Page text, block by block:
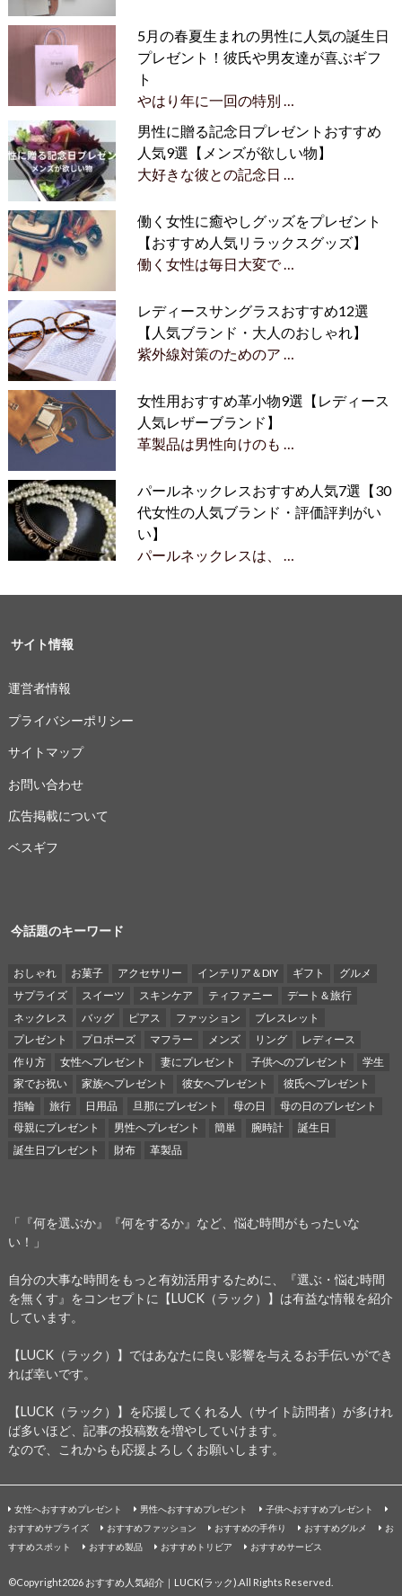
5月の春夏生まれの男性に人気の誕生日
プレゼント！彼氏や男友達が喜ぶギフ
ト
やはり年に一回の特別 …
男性に贈る記念日プレゼントおすすめ
人気9選【メンズが欲しい物】
大好きな彼との記念日 …
働く女性に癒やしグッズをプレゼント
【おすすめ人気リラックスグッズ】
働く女性は毎日大変で …
レディースサングラスおすすめ12選
【人気ブランド・大人のおしゃれ】
紫外線対策のためのア …
女性用おすすめ革小物9選【レディース
人気レザーブランド】
革製品は男性向けのも …
パールネックレスおすすめ人気7選【30
代女性の人気ブランド・評価評判がい
い】
パールネックレスは、 …
サイト情報
運営者情報
プライバシーポリシー
サイトマップ
お問い合わせ
広告掲載について
ベスギフ
今話題のキーワード
おしゃれ お菓子 アクセサリー インテリア＆DIY ギフト
グルメ
サプライズ
スイーツ スキンケア ティファニー
デート＆旅行
ネックレス
バッグ ピアス ファッション
ブレスレット
プレゼント
プロポーズ マフラー メンズ リング
レディース
作り方
女性へプレゼント 妻にプレゼント 子供へのプレゼント
学生
家でお祝い
家族へプレゼント 彼女へプレゼント
彼氏へプレゼント
指輪
旅行 日用品 旦那にプレゼント 母の日
母の日のプレゼント
母親にプレゼント
男性へプレゼント 簡単 腕時計
誕生日
誕生日プレゼント
財布 革製品
「『何を選ぶか』『何をするか』など、悩む時間がもったいな
い！」
自分の大事な時間をもっと有効活用するために、『選ぶ・悩む時間
を無くす』をコンセプトに【LUCK（ラック）】は有益な情報を紹介
しています。
【LUCK（ラック）】ではあなたに良い影響を与えるお手伝いができ
れば幸いです。
【LUCK（ラック）】を応援してくれる人（サイト訪問者）が多けれ
ば多いほど、記事の投稿数を増やしていけます。
なので、これからも応援よろしくお願いします。
女性へおすすめプレゼント 男性へおすすめプレゼント
子供へおすすめプレゼント
おすすめサプライズ
おすすめファッション おすすめの手作り おすすめグルメ
お
すすめスポット
おすすめ製品 おすすめトリビア おすすめサービス
©Copyright2026 おすすめ人気紹介｜LUCK(ラック) .All Rights Reserved.